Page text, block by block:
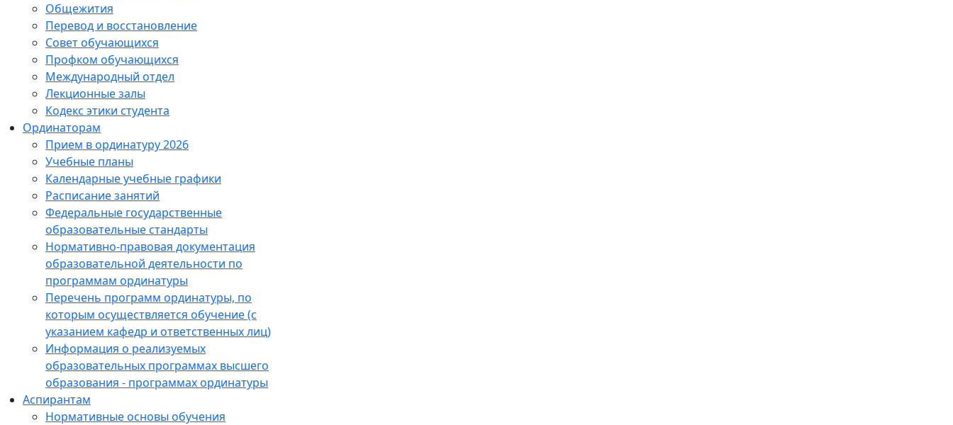
Общежития
Перевод и восстановление
Совет обучающихся
Профком обучающихся
Международный отдел
Лекционные залы
Кодекс этики студента
Ординаторам
Прием в ординатуру 2026
Учебные планы
Календарные учебные графики
Расписание занятий
Федеральные государственные
образовательные стандарты
Нормативно-правовая документация
образовательной деятельности по
программам ординатуры
Перечень программ ординатуры, по
которым осуществляется обучение (с
указанием кафедр и ответственных лиц)
Информация о реализуемых
образовательных программах высшего
образования - программах ординатуры
Аспирантам
Нормативные основы обучения